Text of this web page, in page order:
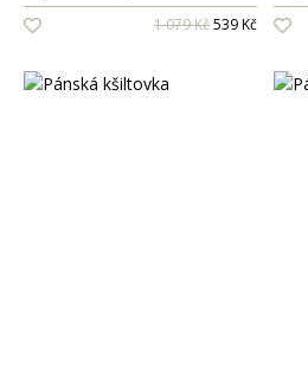
1 079 Kč539 Kč